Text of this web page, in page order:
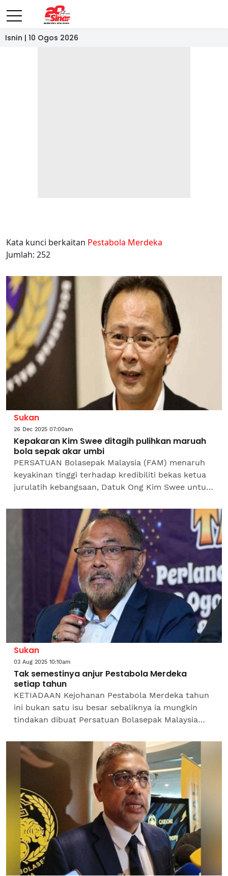
Isnin | 10 Ogos 2026
Kata kunci berkaitan Pestabola Merdeka
Jumlah: 252
Sukan
26 Dec 2025 07:00am
Kepakaran Kim Swee ditagih pulihkan maruah
bola sepak akar umbi
PERSATUAN Bolasepak Malaysia (FAM) menaruh
keyakinan tinggi terhadap kredibiliti bekas ketua
jurulatih kebangsaan, Datuk Ong Kim Swee untuk
di peringkat...
Sukan
03 Aug 2025 10:10am
Tak semestinya anjur Pestabola Merdeka
setiap tahun
KETIADAAN Kejohanan Pestabola Merdeka tahun
ini bukan satu isu besar sebaliknya ia mungkin
tindakan dibuat Persatuan Bolasepak Malaysia
skuad Harimau...